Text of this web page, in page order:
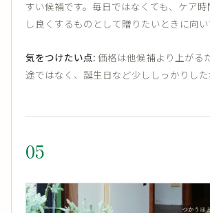
すい候補です。毎日ではなくても、ケア
し良くするものとして贈りたいときに向い
気をつけたい点: 価格は他候補より上がる
途ではなく、誕生日など少ししっかりした
05